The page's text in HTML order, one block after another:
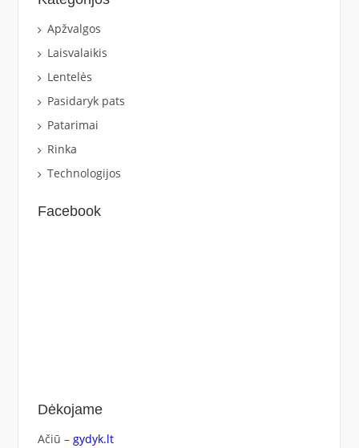
Apžvalgos
Laisvalaikis
Lentelės
Pasidaryk pats
Patarimai
Rinka
Technologijos
Facebook
Dėkojame
Ačiū – gydyk.lt